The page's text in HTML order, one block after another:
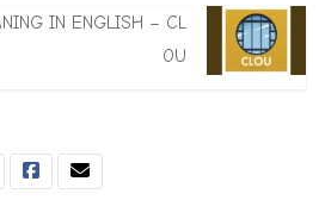
IN ENGLISH – CL
OU